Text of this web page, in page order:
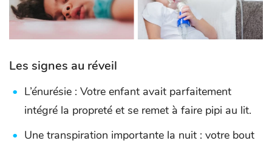
Les signes au réveil
L’énurésie : Votre enfant avait parfaitement
intégré la propreté et se remet à faire pipi au lit.
Une transpiration importante la nuit : votre bout